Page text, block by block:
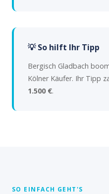
💡 So hilft Ihr Tipp
Bergisch Gladbach
Kölner Käufer. Ihr Tipp
1.500 €.
SO EINFACH GEHT'S